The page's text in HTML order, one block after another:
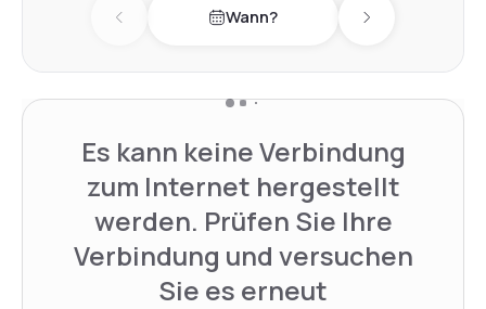
Previous day Wann? Next day
Es kann keine Verbindung
zum Internet hergestellt
werden. Prüfen Sie Ihre
Verbindung und versuchen
Sie es erneut